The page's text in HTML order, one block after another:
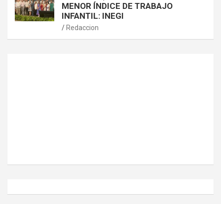
MENOR ÍNDICE DE TRABAJO
INFANTIL: INEGI
Redaccion